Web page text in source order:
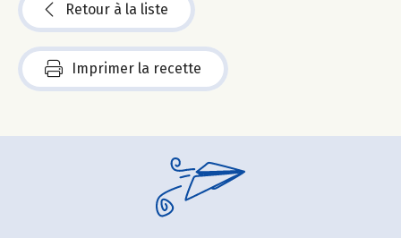
Retour à la liste
Imprimer la recette